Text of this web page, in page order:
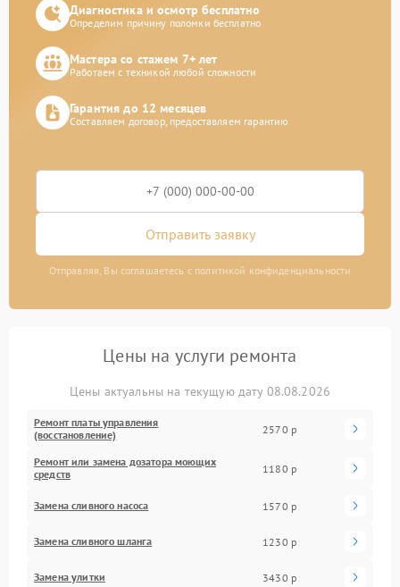
Диагностика и осмотр бесплатно
Определим причину поломки бесплатно
Мастера со стажем 7+ лет
Работаем с техникой любой сложности
Гарантия до 12 месяцев
Составляем договор, предоставляем гарантию
Отправить заявку
Отправляя, Вы соглашаетесь с политикой конфиденциальности
Цены на услуги ремонта
Цены актуальны на текущую дату 08.08.2026
Ремонт платы управления
(восстановление)
2570 р
Ремонт или замена дозатора моющих
средств
1180 р
Замена сливного насоса 1570 р
Замена сливного шланга 1230 р
Замена улитки 3430 р